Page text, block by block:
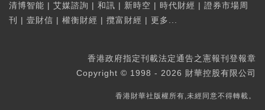
清博智能 | 艾媒諮詢 | 和訊 | 新時空 | 時代財經 | 證券市場周
刊
| 壹財信 | 權衡財經 | 攬富財經 | 更多...
香港政府指定刊載法定通告之憲報刊登報章
Copyright © 1998 - 2026 財華控股有限公司
香港財華社版權所有,未經同意不得轉載。